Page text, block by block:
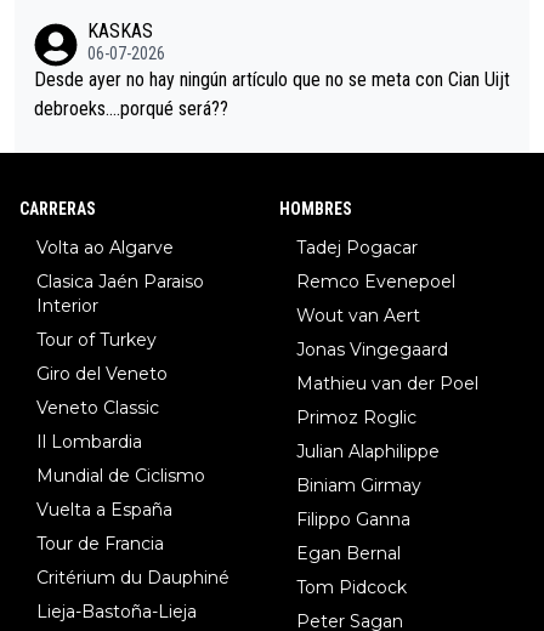
eta, a ver si por querer poner a Del Toro con calzador en posi
ción de podio UAE y Pojacar se van complicar el tour.
KASKAS
06-07-2026
Desde ayer no hay ningún artículo que no se meta con Cian Uijt
debroeks….porqué será??
CARRERAS
Volta ao Algarve
Clasica Jaén Paraiso
Interior
Tour of Turkey
Giro del Veneto
Veneto Classic
Il Lombardia
Mundial de Ciclismo
Vuelta a España
Tour de Francia
Critérium du Dauphiné
Lieja-Bastoña-Lieja
HOMBRES
Tadej Pogacar
Remco Evenepoel
Wout van Aert
Jonas Vingegaard
Mathieu van der Poel
Primoz Roglic
Julian Alaphilippe
Biniam Girmay
Filippo Ganna
Egan Bernal
Tom Pidcock
Peter Sagan